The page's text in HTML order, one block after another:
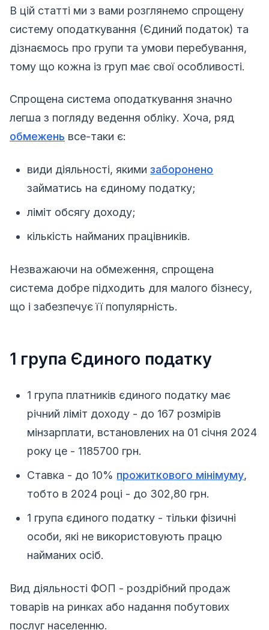
В цій статті ми з вами розглянемо спрощену
систему оподаткування (Єдиний податок) та
дізнаємось про групи та умови перебування,
тому що кожна із груп має свої особливості.
Спрощена система оподаткування значно
легша з погляду ведення обліку. Хоча, ряд
обмежень все-таки є:
види діяльності, якимизаборонено
займатись на єдиному податку;
ліміт обсягу доходу;
кількість найманих працівників.
Незважаючи на обмеження, спрощена
система добре підходить для малого бізнесу,
що і забезпечує її популярність.
1 група Єдиного податку
1 група платників єдиного податку має
річний ліміт доходу - до 167 розмірів
мінзарплати, встановлених на 01 січня 2024
року це - 1185700 грн.
Ставка - дo 10% прожиткового мінімуму,
тoбто в 2024 році - до 302,80 грн.
1 група єдиного податку - тільки фізичні
особи, які не використовують працю
найманих осіб.
Вид діяльності ФОП - роздрібний продаж
товарів на ринках або надання побутових
послуг населенню.